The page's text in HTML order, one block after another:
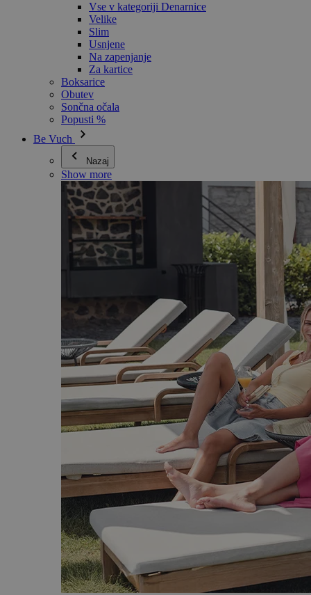
Vse v kategoriji Denarnice
Velike
Slim
Usnjene
Na zapenjanje
Za kartice
Boksarice
Obutev
Sončna očala
Popusti %
Be Vuch
Nazaj
Show more